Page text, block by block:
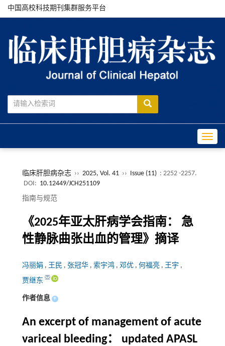
中国高校科技期刊集群服务平台
临床肝胆病杂志 ›› 2025, Vol. 41 ›› Issue (11) : 2252 -2257.
DOI: 10.12449/JCH251109
指南与规范
《2025年亚太肝病学会指南： 急
性静脉曲张出血的管理》摘译
冯丽娟 , 王民 , 张冠华 , 索宇鸿 , 邓优 , 何福亮 , 王宇 ,
贾继东
作者信息 +
An excerpt of management of acute
variceal bleeding： updated APASL